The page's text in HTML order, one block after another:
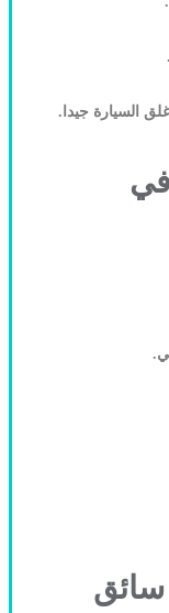
السيارة جيدا.
سائق